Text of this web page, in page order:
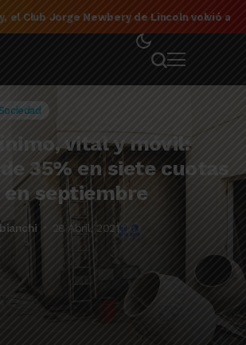
de la campaña de El Linqueño en el
vital y móvil:
35% en siete cuotas
septiembre
28 Abril, 2021